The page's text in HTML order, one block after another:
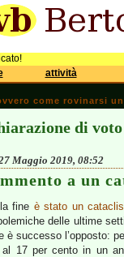
attività
come rovinarsi
di
Maggio 2019, 08:52
a un
lla fine è stato un
delle ultime
è successo l’opposto:
al 17 per cento in un